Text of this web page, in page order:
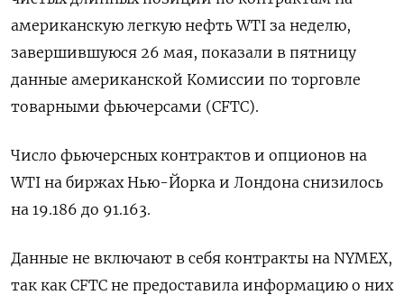
американскую легкую нефть WTI за неделю, ​
завершившуюся ​26 мая, ​показали в ⁠пятницу
данные ‌американской Комиссии по ‌торговле
товарными фьючерсами (CFTC).
Число фьючерсных ​контрактов и ‌опционов на
WTI на ​биржах Нью-Йорка и Лондона ‌снизилось
на 19.186 до 91.163.
Данные не включают ​в ​себя ‌контракты на NYMEX,
​так как CFTC не предоставила информацию о них